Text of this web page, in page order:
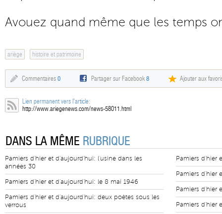
Avouez quand même que les temps
ariège histoire et patrimoine
Commentaires 0 Partager sur Facebook8 Ajouter aux
Lien permanent vers l'article:
http://www.ariegenews.com/news-58011.html
DANS LA MÊME RUBRIQUE
Pamiers d'hier et d'aujourd'hui: l'usine dans les
années 30
Pamiers d'hier et d'aujourd'hui: le 8 mai 1946
Pamiers d'hier et d'aujourd'hui: deux poètes sous les
verrous
Pamiers d'hier
Pamiers d'hier
Pamiers d'hier
Pamiers d'hier